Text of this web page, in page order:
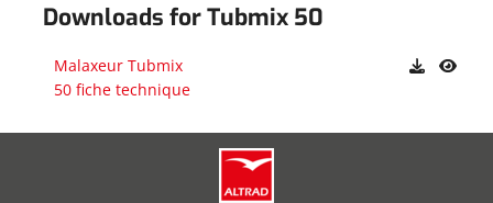
Downloads for Tubmix 50
Malaxeur Tubmix
50 fiche technique